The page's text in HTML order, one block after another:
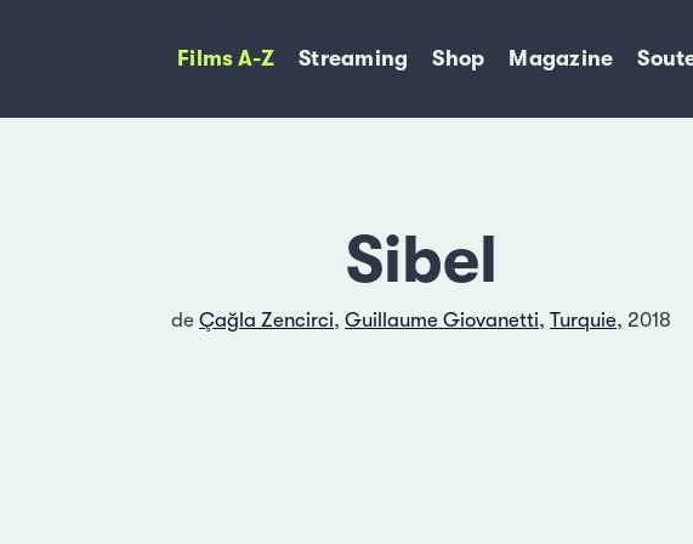
Films A-Z Streaming Shop Magazine
Sibel
de Çağla Zencirci, Guillaume Giovanetti, Turquie, 2018